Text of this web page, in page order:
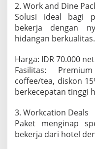
2. Work and Dine
Solusi ideal bagi
bekerja dengan
hidangan berkualitas.
Harga: IDR 70.000
Fasilitas:
coffee/tea, diskon
berkecepatan tinggi
3. Workcation Deals
Paket menginap
bekerja dari hotel